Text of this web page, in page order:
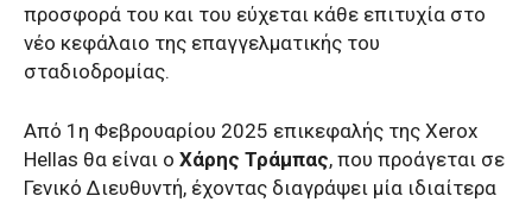
προσφορά του και του εύχεται κάθε επιτυχία στο
νέο κεφάλαιο της επαγγελματικής του
σταδιοδρομίας.
Από 1η Φεβρουαρίου 2025 επικεφαλής της Xerox
Hellas θα είναι ο Χάρης Τράμπας, που προάγεται σε
Γενικό Διευθυντή, έχοντας διαγράψει μία ιδιαίτερα